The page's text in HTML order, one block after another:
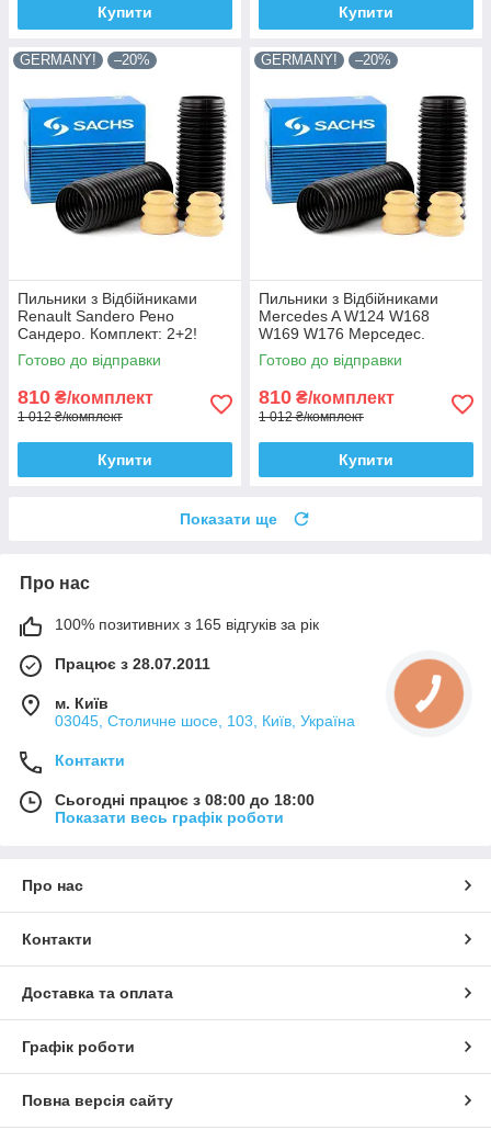
Купити Купити
GERMANY! –20%
Пильники з Відбійниками
Renault Sandero Рено
Сандеро. Комплект: 2+2!
Sachs Сакс
Готово до відправки
810 ₴/комплект
1 012 ₴/комплект
Купити
GERMANY! –20%
Пильники з Відбійниками
Mercedes A W124 W168
W169 W176 Мерседес.
Комплект: 2+2! Sachs Сакс
Готово до відправки
810 ₴/комплект
1 012 ₴/комплект
Купити
Показати ще
Про нас
100% позитивних з 165 відгуків за рік
Працює з 28.07.2011
м. Київ
03045, Столичне шосе, 103, Київ, Україна
Контакти
Сьогодні працює з 08:00 до 18:00
Показати весь графік роботи
Про нас
Контакти
Доставка та оплата
Графік роботи
Повна версія сайту